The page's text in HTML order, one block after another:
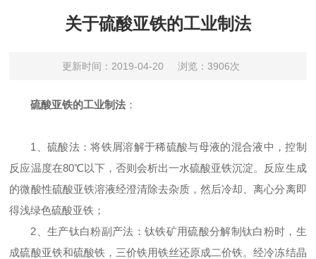
关于硫酸亚铁的工业制法
更新时间：2019-04-20 浏览：3906次
硫酸亚铁的工业制法 ：
1
、硫酸法：将铁屑溶解于稀硫酸与母液的混合液中，控制
反应温度在80℃以下，否则会析出一水硫酸亚铁沉淀。反应生成
的微酸性硫酸亚铁溶液经澄清除去杂质，然后冷却、离心分离即
得浅绿色硫酸亚铁；
2 、生产钛白粉副产法：钛铁矿用硫酸分解制钛白粉时，生
成硫酸亚铁和硫酸铁，三价铁用铁丝还原成二价铁。经冷冻结晶